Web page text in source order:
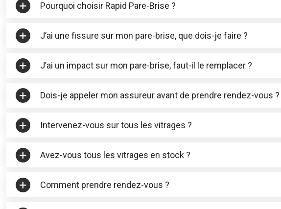
Pourquoi choisir Rapid Pare-Brise ?
J’ai une fissure sur mon pare-brise, que dois-je faire ?
J’ai un impact sur mon pare-brise, faut-il le remplacer ?
Dois-je appeler mon assureur avant de prendre rendez-vous ?
Intervenez-vous sur tous les vitrages ?
Avez-vous tous les vitrages en stock ?
Comment prendre rendez-vous ?